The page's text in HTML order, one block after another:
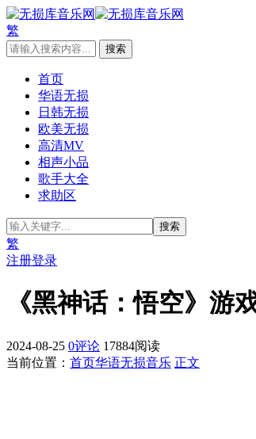
繁
首页
华语无损
日韩无损
欧美无损
高清MV
相声小品
歌手大全
求助区
繁
注册登录
《黑神话：悟空》
2024-08-25 0评论 17884阅读
当前位置： 首页华语无损音乐 正文